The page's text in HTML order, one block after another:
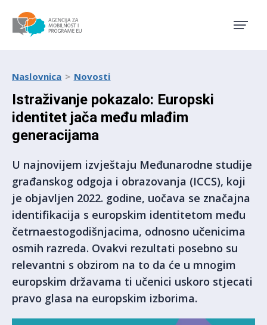
Naslovnica Novosti
Istraživanje pokazalo: Europski
identitet jača među mlađim
generacijama
U najnovijem izvještaju Međunarodne studije
građanskog odgoja i obrazovanja (ICCS), koji
je objavljen 2022. godine, uočava se značajna
identifikacija s europskim identitetom među
četrnaestogodišnjacima, odnosno učenicima
osmih razreda. Ovakvi rezultati posebno su
relevantni s obzirom na to da će u mnogim
europskim državama ti učenici uskoro stjecati
pravo glasa na europskim izborima.